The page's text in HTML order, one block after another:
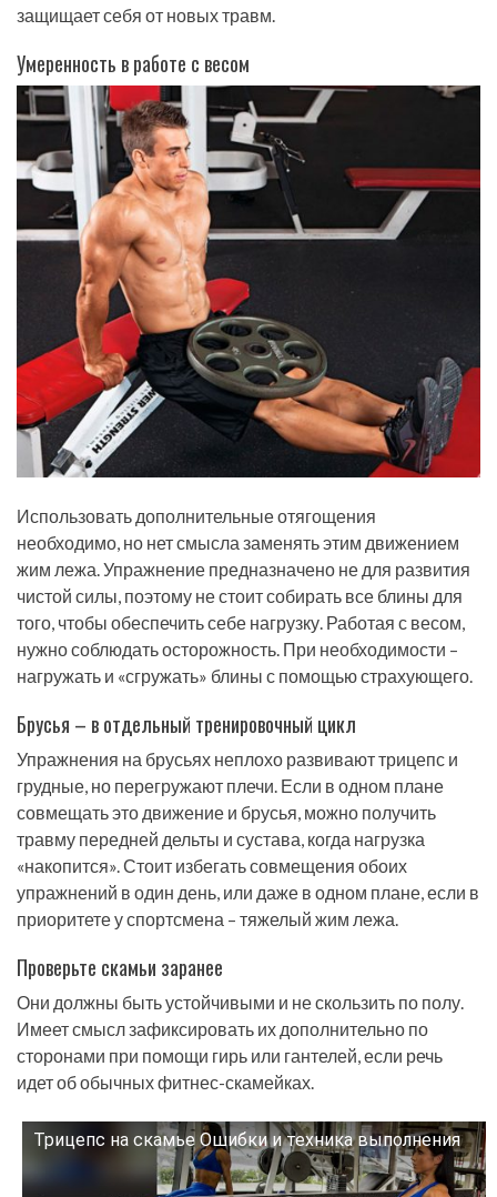
защищает себя от новых травм.
Умеренность в работе с весом
Использовать дополнительные отягощения
необходимо, но нет смысла заменять этим движением
жим лежа. Упражнение предназначено не для развития
чистой силы, поэтому не стоит собирать все блины для
того, чтобы обеспечить себе нагрузку. Работая с весом,
нужно соблюдать осторожность. При необходимости –
нагружать и «сгружать» блины с помощью страхующего.
Брусья – в отдельный тренировочный цикл
Упражнения на брусьях неплохо развивают трицепс и
грудные, но перегружают плечи. Если в одном плане
совмещать это движение и брусья, можно получить
травму передней дельты и сустава, когда нагрузка
«накопится». Стоит избегать совмещения обоих
упражнений в один день, или даже в одном плане, если в
приоритете у спортсмена – тяжелый жим лежа.
Проверьте скамьи заранее
Они должны быть устойчивыми и не скользить по полу.
Имеет смысл зафиксировать их дополнительно по
сторонами при помощи гирь или гантелей, если речь
идет об обычных фитнес-скамейках.
Трицепс на скамье Ошибки и техника выполнения
Смотрите это видео на YouTube